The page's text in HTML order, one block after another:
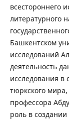
всестороннего
литературного
Башкентском
исследований
деятельность
исследования в
тюркского
профессора
роль в